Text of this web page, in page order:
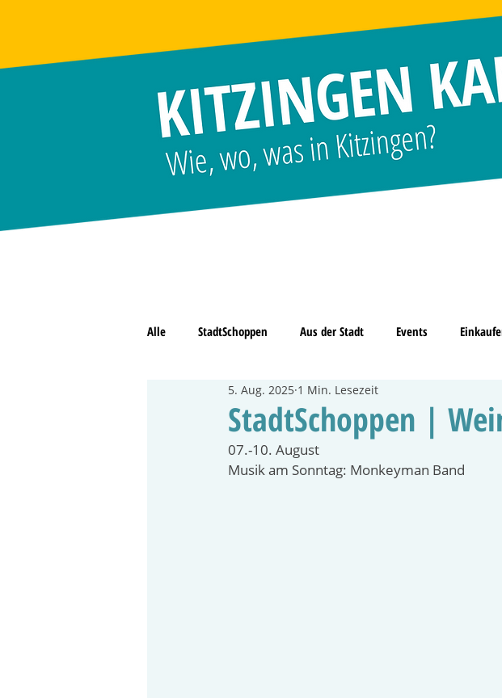
Alle StadtSchoppen Aus der Stadt Events
Kinder & Jugend
StadtSchoppen |
5. Aug. 2025 1 Min. Lesezeit
07.-10. August
Musik am Sonntag: Monkeyman Band